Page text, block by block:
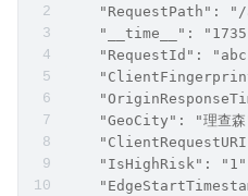
"RequestPath":
"__time__":
"RequestId":
"GeoCity": "理查森
"IsHighRisk":